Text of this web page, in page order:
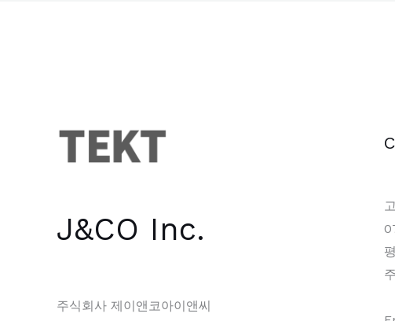
J&CO Inc.
주식회사 제이앤코아이앤씨